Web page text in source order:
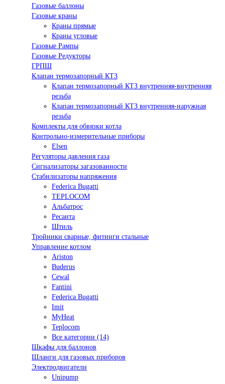
Газовые баллоны
Газовые краны
Краны прямые
Краны угловые
Газовые Рампы
Газовые Редукторы
ГРПШ
Клапан термозапорный КТЗ
Клапан термозапорный КТЗ внутренняя-внутренняя
резьба
Клапан термозапорный КТЗ внутренняя-наружная
резьба
Комплекты для обвязки котла
Контрольно-измерительные приборы
Elsen
Регуляторы давления газа
Сигнализаторы загазованности
Стабилизаторы напряжения
Federica Bugatti
TEPLOCOM
Альбатрос
Ресанта
Штиль
Тройники сварные, фитинги стальные
Управление котлом
Ariston
Buderus
Cewal
Fantini
Federica Bugatti
Imit
MyHeat
Teplocom
Все категории (14)
Шкафы для баллонов
Шланги для газовых приборов
Электродвигатели
Unipump